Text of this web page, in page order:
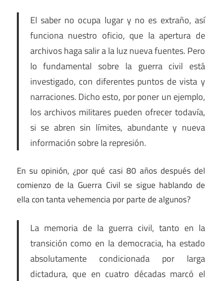
El saber no ocupa lugar y no es extraño, así
funciona nuestro oficio, que la apertura de
archivos haga salir a la luz nueva fuentes. Pero
lo fundamental sobre la guerra civil está
investigado, con diferentes puntos de vista y
narraciones. Dicho esto, por poner un ejemplo,
los archivos militares pueden ofrecer todavía,
si se abren sin límites, abundante y nueva
información sobre la represión.
En su opinión, ¿por qué casi 80 años después del
comienzo de la Guerra Civil se sigue hablando de
ella con tanta vehemencia por parte de algunos?
La memoria de la guerra civil, tanto en la
transición como en la democracia, ha estado
absolutamente condicionada por larga
dictadura, que en cuatro décadas marcó el